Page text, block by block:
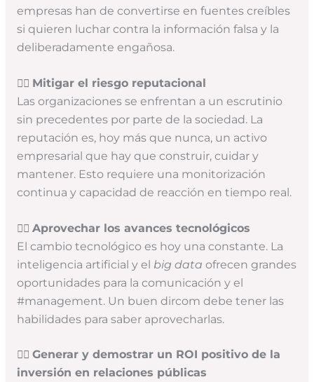
empresas han de convertirse en fuentes creíbles
si quieren luchar contra la información falsa y la
deliberadamente engañosa.
👉🏻 Mitigar el riesgo reputacional
Las organizaciones se enfrentan a un escrutinio
sin precedentes por parte de la sociedad. La
reputación es, hoy más que nunca, un activo
empresarial que hay que construir, cuidar y
mantener. Esto requiere una monitorización
continua y capacidad de reacción en tiempo real.
👉🏻 Aprovechar los avances tecnológicos
El cambio tecnológico es hoy una constante. La
inteligencia artificial y el big data ofrecen grandes
oportunidades para la comunicación y el
#management. Un buen dircom debe tener las
habilidades para saber aprovecharlas.
👉🏻 Generar y demostrar un ROI positivo de la
inversión en relaciones públicas